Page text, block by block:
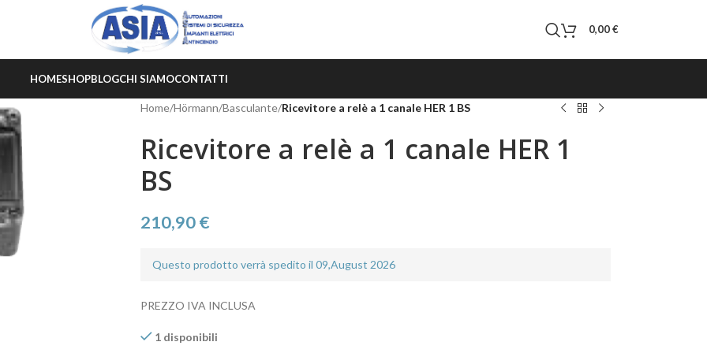
0,00€
HOMESHOPBLOGCHI SIAMOCONTATTI
Home/Hörmann/Basculante/Ricevitore a relè a 1 canale HER 1 BS
Ricevitore a relè a 1 canale HER 1
BS
210,90€
Questo prodotto verrà spedito il 09,August 2026
PREZZO IVA INCLUSA
1 disponibili